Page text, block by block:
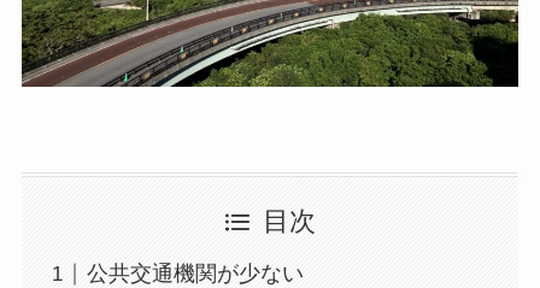
目次
公共交通機関が少ない